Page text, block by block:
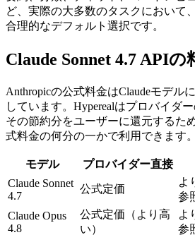
ど、実際の大多数のタスクにおいて
合理的なデフォルト選択です。
Claude Sonnet 4.7 APIの
Anthropicの公式料金はClaudeモデル
しています。Hyperealはプロバイダ
その節約分をユーザーに還元するた
式料金の何分の一かで利用できます。
モデル プロバイダー直接
Claude Sonnet
4.7
公式定価
よ
参
Claude Opus
4.8
公式定価（より高
い）
よ
参